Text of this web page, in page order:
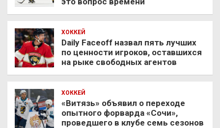
ХОККЕЙ
Daily Faceoff назвал пять лучших
по ценности игроков, оставшихся
на рыке свободных агентов
ХОККЕЙ
«Витязь» объявил о переходе
опытного форварда «Сочи»,
проведшего в клубе семь сезонов